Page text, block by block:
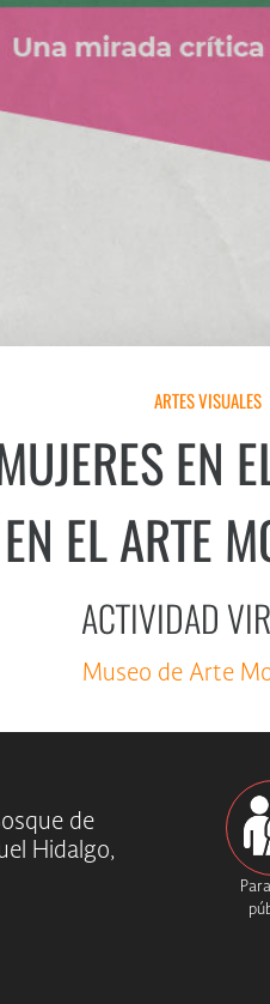
ARTES VISUALES
EN
EL ARTE
ACTIVIDAD
Museo de Arte
de
Hidalgo,